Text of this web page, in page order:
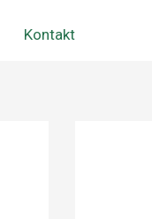
Kontakt